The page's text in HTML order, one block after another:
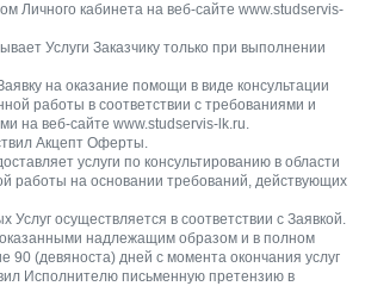
Личного кабинета на веб-сайте www.studservis-
Услуги Заказчику только при выполнении
на оказание помощи в виде консультации
работы в соответствии с требованиями и
на веб-сайте www.studservis-lk.ru.
Акцепт Оферты.
услуги по консультированию в области
работы на основании требований, действующих
Услуг осуществляется в соответствии с Заявкой.
оказанными надлежащим образом и в полном
90 (девяноста) дней с момента окончания услуг
Исполнителю письменную претензию в